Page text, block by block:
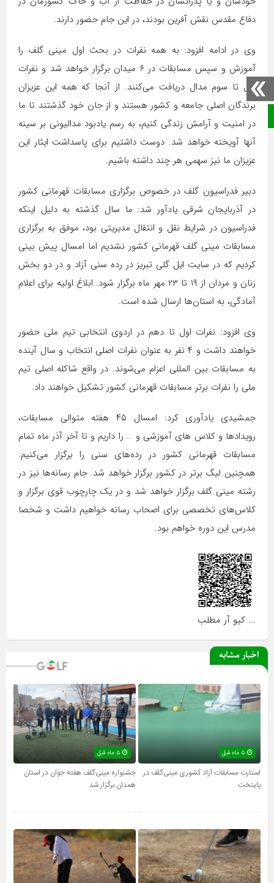
صفحه نخست
دفاع مقدس نقش آفرین بودند، در این جام حضور دارند.
وی در ادامه افزود: به همه نفرات در بحث اول مینی گلف را
آموزش و سپس مسابقات در ۶ میدان برگزار خواهد شد و نفرات
اول تا سوم مدال دریافت می‌کنند. از آنجا که همه این عزیزان
برندگان اصلی جامعه و کشور هستند و از جان خود گذشتند تا ما
در امنیت و آرامش زندگی کنیم، به رسم یادبود مدالیونی بر سینه
آنها آویخته خواهد شد. دوست داشتیم برای پاسداشت ایثار این
عزیزان ما نیز سهمی هر چند داشته باشیم.
دبیر فدراسیون گلف در خصوص برگزاری مسابقات قهرمانی کشور
در آذربایجان شرقی یادآور شد: ما سال گذشته به دلیل اینکه
فدراسیون در شرایط نقل و انتقال مدیریتی بود، موفق به برگزاری
مسابقات مینی گلف قهرمانی کشور نشدیم اما امسال پیش بینی
کردیم که در سایت ایل گلی تبریز در رده سنی آزاد و در دو بخش
زنان و مردان از ۱۹ تا ۲۳ مهر ماه برگزار شود. ابلاغ اولیه برای اعلام
آمادگی، به استان‌ها ارسال شده است.
وی افزود: نفرات اول تا دهم در اردوی انتخابی تیم ملی حضور
خواهند داشت و ۴ نفر به عنوان نفرات اصلی انتخاب و سال آینده
به مسابقات بین المللی اعزام می‌شوند. در واقع شاکله اصلی تیم
ملی را نفرات برتر مسابقات قهرمانی کشور تشکیل خواهند داد.
جمشیدی یادآوری کرد: امسال ۴۵ هفته متوالی مسابقات،
رویدادها و کلاس های آموزشی و … را داریم و تا آخر آذر ماه تمام
مسابقات قهرمانی کشور در رده‌های سنی را برگزار می‌کنیم.
همچنین لیگ برتر در کشور برگزار خواهد شد. جام رسانه‌ها نیز در
رشته مینی گلف برگزار خواهد شد و در یک چارچوب قوی برگزار و
کلاس‌های تخصصی برای اصحاب رسانه خواهیم داشت و شخصا
مدرس این دوره خواهم بود.
... کیو آر مطلب
اخبار مشابه
استارت مسابقات آزاد کشوری مینی‌گلف در
پایتخت
جشنواره مینی‌گلف هفته جوان در استان
همدان برگزار شد